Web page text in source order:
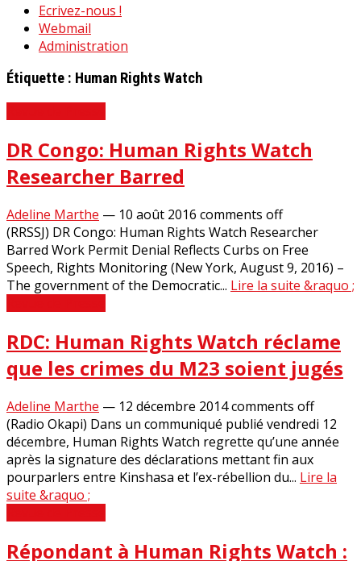
Ecrivez-nous !
Webmail
Administration
Étiquette : Human Rights Watch
DR Congo: Human Rights Watch
Researcher Barred
Adeline Marthe — 10 août 2016 comments off
(RRSSJ) DR Congo: Human Rights Watch Researcher
Barred Work Permit Denial Reflects Curbs on Free
Speech, Rights Monitoring (New York, August 9, 2016) –
The government of the Democratic... Lire la suite &raquo ;
RDC: Human Rights Watch réclame
que les crimes du M23 soient jugés
Adeline Marthe — 12 décembre 2014comments off
(Radio Okapi) Dans un communiqué publié vendredi 12
décembre, Human Rights Watch regrette qu’une année
après la signature des déclarations mettant fin aux
pourparlers entre Kinshasa et l’ex-rébellion du... Lire la
suite &raquo ;
Répondant à Human Rights Watch :